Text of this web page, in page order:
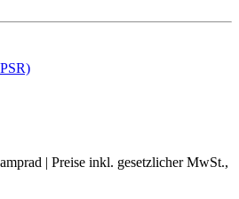
| Preise inkl. gesetzlicher MwSt.,